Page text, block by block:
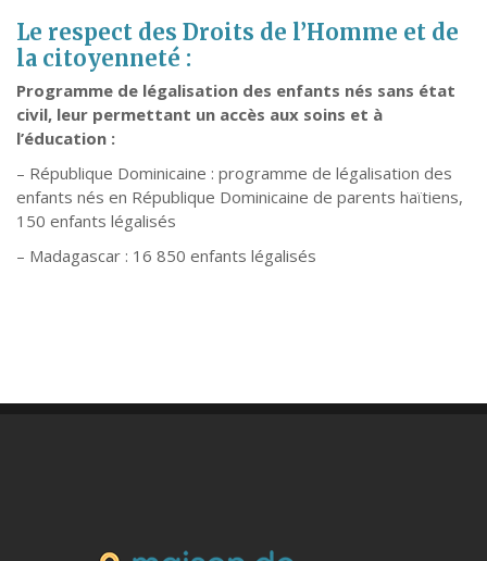
Le respect des Droits de l’Homme et de
la citoyenneté :
Programme de légalisation des enfants nés sans état
civil, leur permettant un accès aux soins et à
l’éducation :
– République Dominicaine : programme de légalisation des
enfants nés en République Dominicaine de parents haïtiens,
150 enfants légalisés
– Madagascar : 16 850 enfants légalisés